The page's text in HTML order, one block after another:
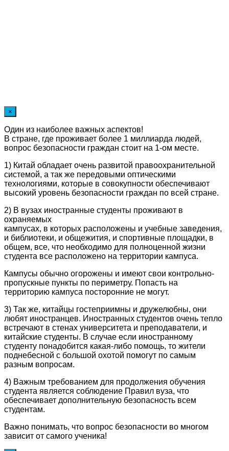
×
Один из наиболее важных аспектов!
В стране, где проживает более 1 миллиарда людей,
вопрос безопасности граждан стоит на 1-ом месте.
1) Китай обладает очень развитой правоохранительной
системой, а так же передовыми оптическими
технологиями, которые в совокупности обеспечивают
высокий уровень безопасности граждан по всей стране.
2) В вузах иностранные студенты проживают в
охраняемых
кампусах, в которых расположены и учебные заведения,
и библиотеки, и общежития, и спортивные площадки, в
общем, все, что необходимо для полноценной жизни
студента все расположено на территории кампуса.
Кампусы обычно огорожены и имеют свои контрольно-
пропускные пункты по периметру. Попасть на
территорию кампуса посторонние не могут.
3) Так же, китайцы гостеприимны и дружелюбны, они
любят иностранцев. Иностранных студентов очень тепло
встречают в стенах университета и преподаватели, и
китайские студенты. В случае если иностранному
студенту понадобится какая-либо помощь, то жители
поднебесной с большой охотой помогут по самым
разным вопросам.
4) Важным требованием для продолжения обучения
студента является соблюдение Правил вуза, что
обеспечивает дополнительную безопасность всем
студентам.
Важно понимать, что вопрос безопасности во многом
зависит от самого ученика!